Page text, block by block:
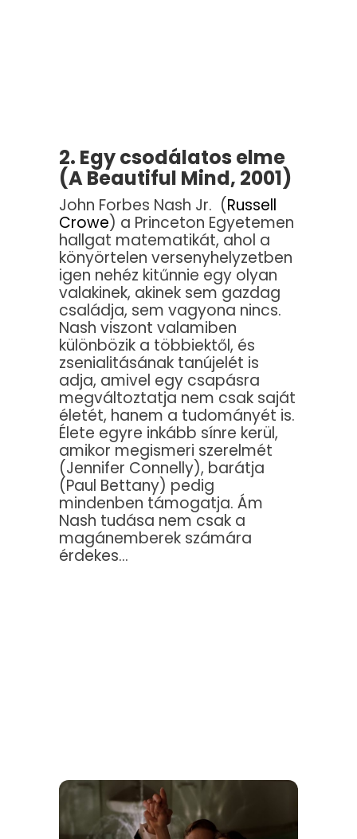
2. Egy csodálatos elme
(A Beautiful Mind, 2001)
John Forbes Nash Jr. (Russell
Crowe) a Princeton Egyetemen
hallgat matematikát, ahol a
könyörtelen versenyhelyzetben
igen nehéz kitűnnie egy olyan
valakinek, akinek sem gazdag
családja, sem vagyona nincs.
Nash viszont valamiben
különbözik a többiektől, és
zsenialitásának tanújelét is
adja, amivel egy csapásra
megváltoztatja nem csak saját
életét, hanem a tudományét is.
Élete egyre inkább sínre kerül,
amikor megismeri szerelmét
(Jennifer Connelly), barátja
(Paul Bettany) pedig
mindenben támogatja. Ám
Nash tudása nem csak a
magánemberek számára
érdekes…